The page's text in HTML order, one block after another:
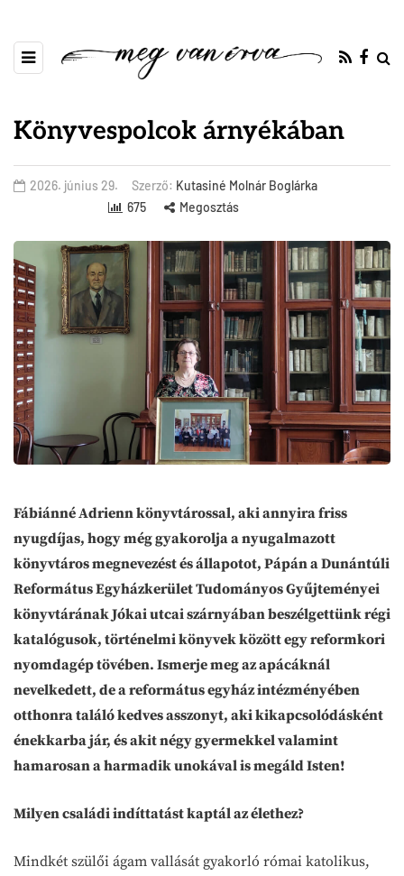
Könyvespolcok árnyékában
2026. június 29. Szerző: Kutasiné Molnár Boglárka
675
Megosztás
Fábiánné Adrienn könyvtárossal, aki annyira friss
nyugdíjas, hogy még gyakorolja a nyugalmazott
könyvtáros megnevezést és állapotot, Pápán a Dunántúli
Református Egyházkerület Tudományos Gyűjteményei
könyvtárának Jókai utcai szárnyában beszélgettünk régi
katalógusok, történelmi könyvek között egy reformkori
nyomdagép tövében. Ismerje meg az apácáknál
nevelkedett, de a református egyház intézményében
otthonra találó kedves asszonyt, aki kikapcsolódásként
énekkarba jár, és akit négy gyermekkel valamint
hamarosan a harmadik unokával is megáld Isten!
Milyen családi indíttatást kaptál az élethez?
Mindkét szülői ágam vallását gyakorló római katolikus,